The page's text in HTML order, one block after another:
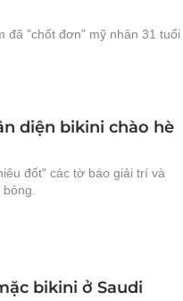
đã "chốt đơn" mỹ nhân 31 tuổi
diện bikini chào hè
đốt" các tờ báo giải trí và
bikini ở Saudi